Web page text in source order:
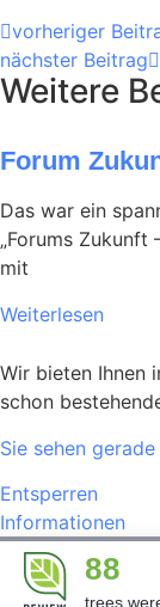
vorheriger
nächster Beitrag
Weitere
Forum
Das war ein
„Forums Zukunft
mit
Weiterlesen
Wir bieten Ihnen
schon
Sie sehen
Entsperren
Informationen
88
trees